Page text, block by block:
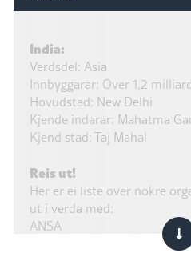
India:
Verdsdel: Asia
Innbyggarar: Over 1,2
Hovudstad: New Delhi
Kjende indarar: Mahatma
Kjend stad: Taj Mahal
Reis ut!
Her er ei liste over nokre
ut i verda med:
ANSA
Atlantis ungdomsutveksling